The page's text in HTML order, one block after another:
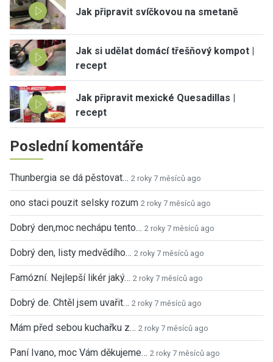
Jak připravit svíčkovou na smetaně
Jak si udělat domácí třešňový kompot |
recept
Jak připravit mexické Quesadillas |
recept
Poslední komentáře
Thunbergia se dá pěstovat… 2 roky 7 měsíců ago
ono staci pouzit selsky rozum 2 roky 7 měsíců ago
Dobrý den,moc nechápu tento… 2 roky 7 měsíců ago
Dobrý den, listy medvědího… 2 roky 7 měsíců ago
Famózní. Nejlepší likér jaký… 2 roky 7 měsíců ago
Dobrý de. Chtěl jsem uvařit… 2 roky 7 měsíců ago
Mám před sebou kuchařku z… 2 roky 7 měsíců ago
Paní Ivano, moc Vám děkujeme… 2 roky 7 měsíců ago